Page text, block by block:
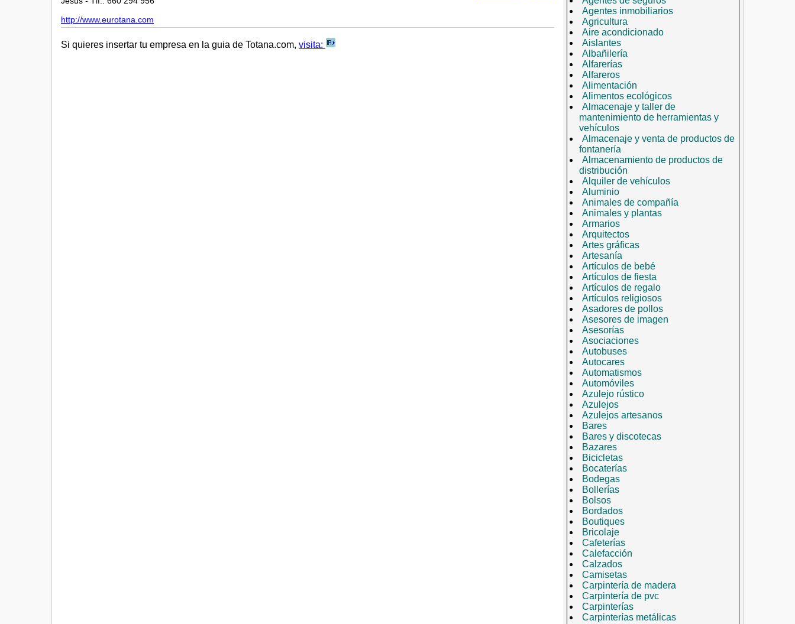
http://www.eurotana.com
Si quieres insertar tu empresa en la guia de Totana.com, visita:
Agentes inmobiliarios
Agricultura
Aire acondicionado
Aislantes
Albañilería
Alfarerías
Alfareros
Alimentación
Alimentos ecológicos
Almacenaje y taller de
mantenimiento de herramientas y
vehículos
Almacenaje y venta de productos de
fontanería
Almacenamiento de productos de
distribución
Alquiler de vehículos
Aluminio
Animales de compañía
Animales y plantas
Armarios
Arquitectos
Artes gráficas
Artesanía
Artículos de bebé
Artículos de fiesta
Artículos de regalo
Artículos religiosos
Asadores de pollos
Asesores de imagen
Asesorías
Asociaciones
Autobuses
Autocares
Automatismos
Automóviles
Azulejo rústico
Azulejos
Azulejos artesanos
Bares
Bares y discotecas
Bazares
Bicicletas
Bocaterías
Bodegas
Bollerías
Bolsos
Bordados
Boutiques
Bricolaje
Cafeterías
Calefacción
Calzados
Camisetas
Carpintería de madera
Carpintería de pvc
Carpinterías
Carpinterías metálicas